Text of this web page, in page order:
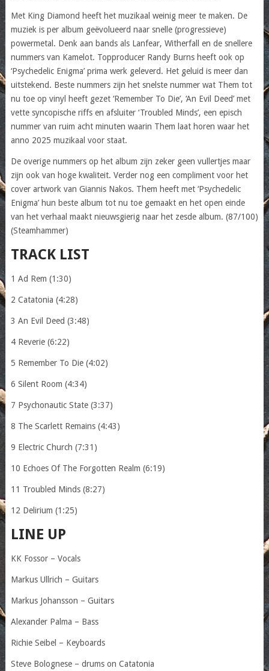
Met King Diamond heeft het muzikaal weinig meer te maken. De
muziek is per album geëvolueerd naar snelle (progressieve)
powermetal. Denk aan bands als Lanfear, Witherfall en de snellere
nummers van Kamelot. Topproducer Randy Burns heeft ook op
‘Psychedelic Enigma’ prima werk geleverd. Het geluid is meer dan
uitstekend. Beste nummers zijn het snelste nummer wat Them tot
nu toe op vinyl heeft gezet ‘Remember To Die’, ‘An Evil Deed’ met
vette syncopische riffs en afsluiter ‘Troubled Minds’, een episch
nummer van ruim acht minuten waarin Them laat horen waar het
anno 2025 muzikaal voor staat.
De overige nummers op het album zijn zeker geen vullertjes maar
zijn ook van hoge kwaliteit. Verder nog een compliment voor het
cover artwork van Giannis Nakos. Them heeft met ‘Psychedelic
Enigma’ hun beste album tot nu toe gemaakt en het open einde
van het verhaal maakt nieuwsgierig naar het zesde album. (87/100)
(Steamhammer)
TRACK LIST
1 Ad Rem (1:30)
2 Catatonia (4:28)
3 An Evil Deed (3:48)
4 Reverie (6:22)
5 Remember To Die (4:02)
6 Silent Room (4:34)
7 Psychonautic State (3:37)
8 The Scarlett Remains (4:43)
9 Electric Church (7:31)
10 Echoes Of The Forgotten Realm (6:19)
11 Troubled Minds (8:27)
12 Delirium (1:25)
LINE UP
KK Fossor – Vocals
Markus Ullrich – Guitars
Markus Johansson – Guitars
Alexander Palma – Bass
Richie Seibel – Keyboards
Steve Bolognese – drums on Catatonia